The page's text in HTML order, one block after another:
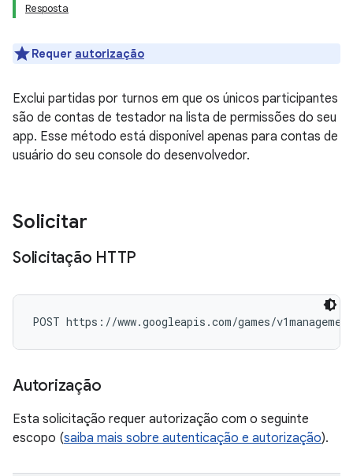
Resposta
Requer autorização
Exclui partidas por turnos em que os únicos participantes
são de contas de testador na lista de permissões do seu
app. Esse método está disponível apenas para contas de
usuário do seu console do desenvolvedor.
Solicitar
Solicitação HTTP
POST https://www.googleapis.com/games/
Autorização
Esta solicitação requer autorização com o seguinte
escopo (saiba mais sobre autenticação e autorização).